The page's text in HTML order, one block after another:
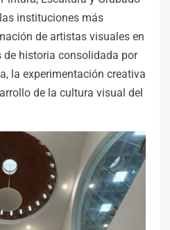
instituciones más
de artistas visuales en
de historia consolidada por
la experimentación creativa
de la cultura visual del